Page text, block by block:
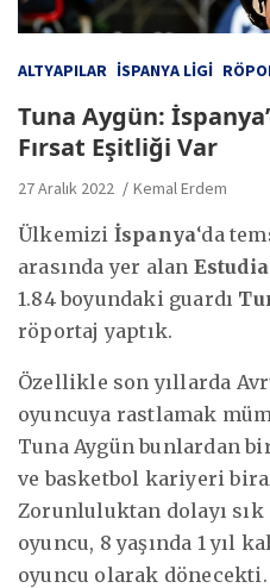
ALTYAPILAR İSPANYA LIGI
Tuna Aygün:
Fırsat Eşitliği Var
27 Aralık 2022 Kemal Erdem
Ülkemizi İspanya‘da
arasında yer alan
1.84 boyundaki guardı
röportaj yaptık.
Özellikle son yıllarda
oyuncuya rastlamak
Tuna Aygün bunlardan
ve basketbol kariyeri
Zorunluluktan dolayı
oyuncu, 8 yaşında 1 yıl
oyuncu olarak dönecekti.